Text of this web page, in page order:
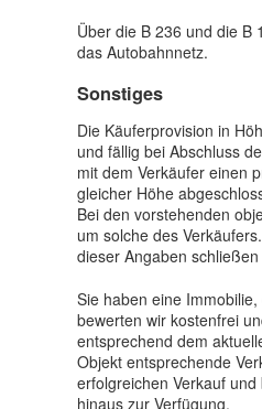
Über die B 236 und die B
das Autobahnnetz.
Sonstiges
Die Käuferprovision in
und fällig bei Abschluss
mit dem Verkäufer einen
gleicher Höhe
Bei den vorstehenden
um solche des
dieser Angaben
Sie haben eine
bewerten wir kostenfrei
entsprechend dem
Objekt entsprechende
erfolgreichen Verkauf
hinaus zur Verfügung.